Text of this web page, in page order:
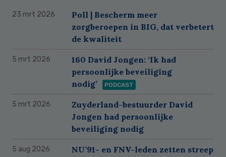
23 mrt 2026
Poll | Bescherm meer
zorgberoepen in BIG, dat verbetert
de kwaliteit
5 mrt 2026
160 David Jongen: ‘Ik had
persoonlijke beveiliging
nodig’
PODCAST
5 mrt 2026
Zuyderland-bestuurder David
Jongen had persoonlijke
beveiliging nodig
5 aug 2026
NU’91- en FNV-leden zetten streep